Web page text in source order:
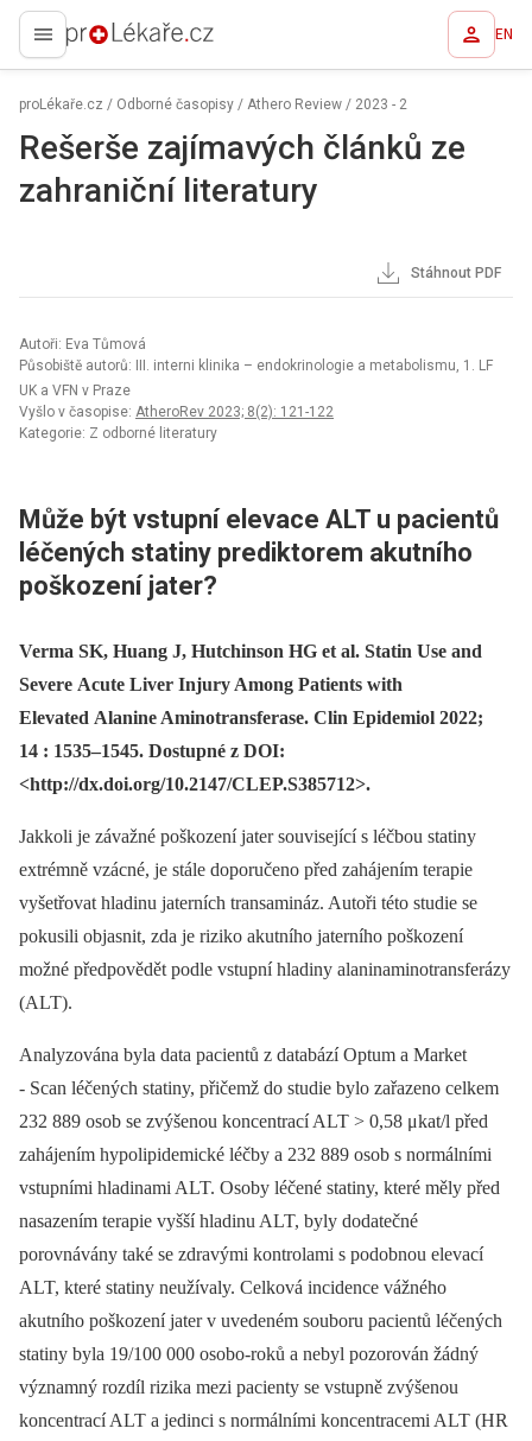
proLékaře.cz EN
proLékaře.cz / Odborné časopisy / Athero Review / 2023 - 2
Rešerše zajímavých článků ze
zahraniční literatury
Stáhnout PDF
Autoři: Eva Tůmová
Působiště autorů: III. interni klinika – endokrinologie a metabolismu, 1. LF
UK a VFN v Praze
Vyšlo v časopise: AtheroRev 2023; 8(2): 121-122
Kategorie: Z odborné literatury
Může být vstupní elevace ALT u pacientů
léčených statiny prediktorem akutního
poškození jater?
Verma SK, Huang J, Hutchinson HG et al. Statin Use and
Severe Acute Liver Injury Among Patients with
Elevated Alanine Aminotransferase. Clin Epidemiol 2022;
14 : 1535–1545. Dostupné z DOI:
<http://dx.doi.org/10.2147/CLEP.S385712>.
Jakkoli je závažné poškození jater související s léčbou statiny
extrémně vzácné, je stále doporučeno před zahájením terapie
vyšetřovat hladinu jaterních transamináz. Autoři této studie se
pokusili objasnit, zda je riziko akutního jaterního poškození
možné předpovědět podle vstupní hladiny alaninaminotransferázy
(ALT).
Analyzována byla data pacientů z databází Optum a Market
-⁠ Scan léčených statiny, přičemž do studie bylo zařazeno celkem
232 889 osob se zvýšenou koncentrací ALT > 0,58 μkat/l před
zahájením hypolipidemické léčby a 232 889 osob s normálními
vstupními hladinami ALT. Osoby léčené statiny, které měly před
nasazením terapie vyšší hladinu ALT, byly dodatečné
porovnávány také se zdravými kontrolami s podobnou elevací
ALT, které statiny neužívaly. Celková incidence vážného
akutního poškození jater v uvedeném souboru pacientů léčených
statiny byla 19/100 000 osobo-roků a nebyl pozorován žádný
významný rozdíl rizika mezi pacienty se vstupně zvýšenou
koncentrací ALT a jedinci s normálními koncentracemi ALT (HR